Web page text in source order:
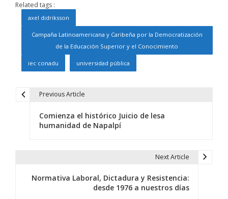
Related tags :
axel didriksson
Campaña Latinoamericana y Caribeña por la Democratización
de la Educación Superior y el Conocimiento
iec conadu universidad pública
Previous Article
Comienza el histórico Juicio de lesa
humanidad de Napalpí
Next Article
Normativa Laboral, Dictadura y Resistencia:
desde 1976 a nuestros días